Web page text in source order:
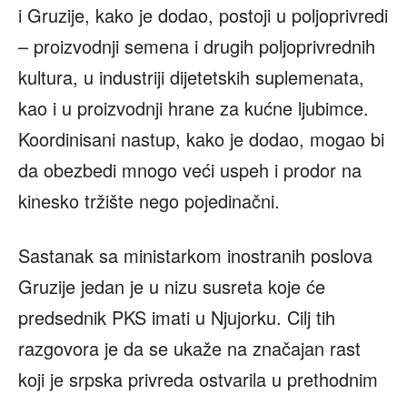
i Gruzije, kako je dodao, postoji u poljoprivredi
– proizvodnji semena i drugih poljoprivrednih
kultura, u industriji dijetetskih suplemenata,
kao i u proizvodnji hrane za kućne ljubimce.
Koordinisani nastup, kako je dodao, mogao bi
da obezbedi mnogo veći uspeh i prodor na
kinesko tržište nego pojedinačni.
Sastanak sa ministarkom inostranih poslova
Gruzije jedan je u nizu susreta koje će
predsednik PKS imati u Njujorku. Cilj tih
razgovora je da se ukaže na značajan rast
koji je srpska privreda ostvarila u prethodnim